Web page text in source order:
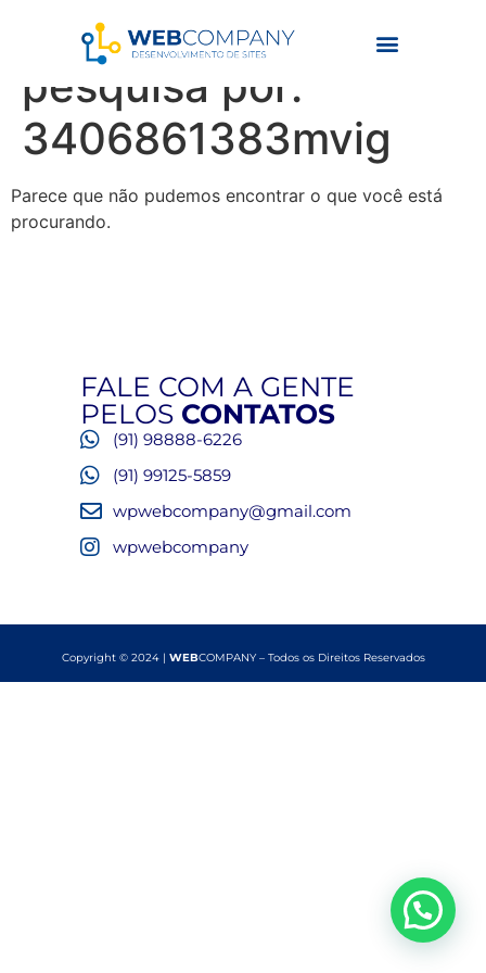
Resultados da
pesquisa por:
3406861383mvig
Parece que não pudemos encontrar o que você está
procurando.
FALE COM A GENTE
PELOS CONTATOS
(91) 98888-6226
(91) 99125-5859
wpwebcompany@gmail.com
wpwebcompany
Copyright © 2024 | WEBCOMPANY – Todos os Direitos Reservados